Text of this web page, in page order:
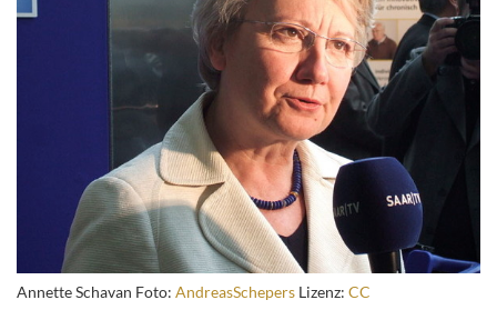
Annette Schavan Foto: AndreasSchepers Lizenz: CC